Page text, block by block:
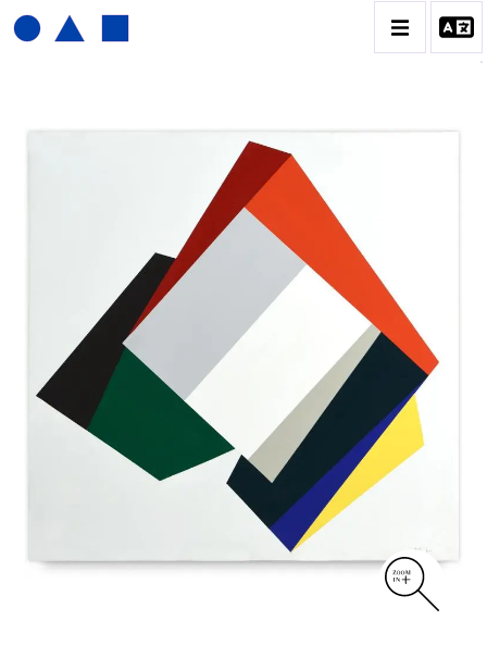
JOËL FROMENT
BIOGRAPHIE
CATALOGUE DES OEUVRES
CONTACT